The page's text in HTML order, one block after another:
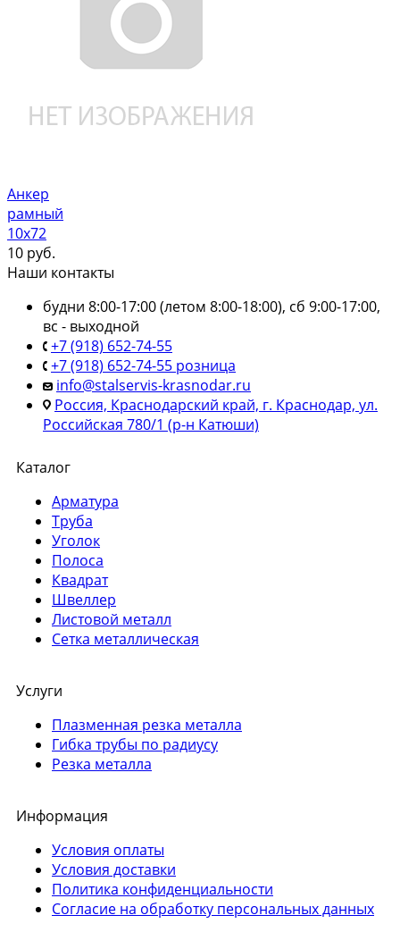
Анкер
рамный
10х72
10 руб.
Наши контакты
будни 8:00-17:00 (летом 8:00-18:00), сб 9:00-17:00,
вс - выходной
+7 (918) 652-74-55
+7 (918) 652-74-55 розница
info@stalservis-krasnodar.ru
Россия, Краснодарский край, г. Краснодар, ул.
Российская 780/1 (р-н Катюши)
Каталог
Арматура
Труба
Уголок
Полоса
Квадрат
Швеллер
Листовой металл
Сетка металлическая
Услуги
Плазменная резка металла
Гибка трубы по радиусу
Резка металла
Информация
Условия оплаты
Условия доставки
Политика конфиденциальности
Согласие на обработку персональных данных